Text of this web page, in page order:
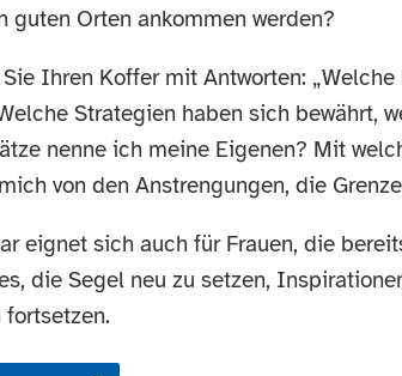
guten Orten ankommen werden?
Ihren Koffer mit Antworten:
Strategien haben sich bewährt,
nenne ich meine Eigenen? Mit
von den Anstrengungen, die
eignet sich auch für Frauen, die
die Segel neu zu setzen,